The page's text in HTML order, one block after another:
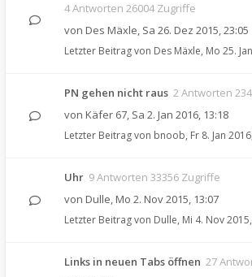
4 Antworten 26004 Zugriffe
von Des Mäxle, Sa 26. Dez 2015, 23:05
Letzter Beitrag von Des Mäxle, Mo 25.
PN gehen nicht raus 2 Antworten
von Käfer 67, Sa 2. Jan 2016, 13:18
Letzter Beitrag von bnoob, Fr 8. Jan
Uhr 9 Antworten 33356 Zugriffe
von Dulle, Mo 2. Nov 2015, 13:07
Letzter Beitrag von Dulle, Mi 4. Nov
Links in neuen Tabs öffnen 27